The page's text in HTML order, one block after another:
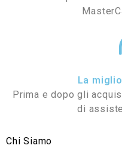
La
Prima e dopo gli
di
Chi Siamo